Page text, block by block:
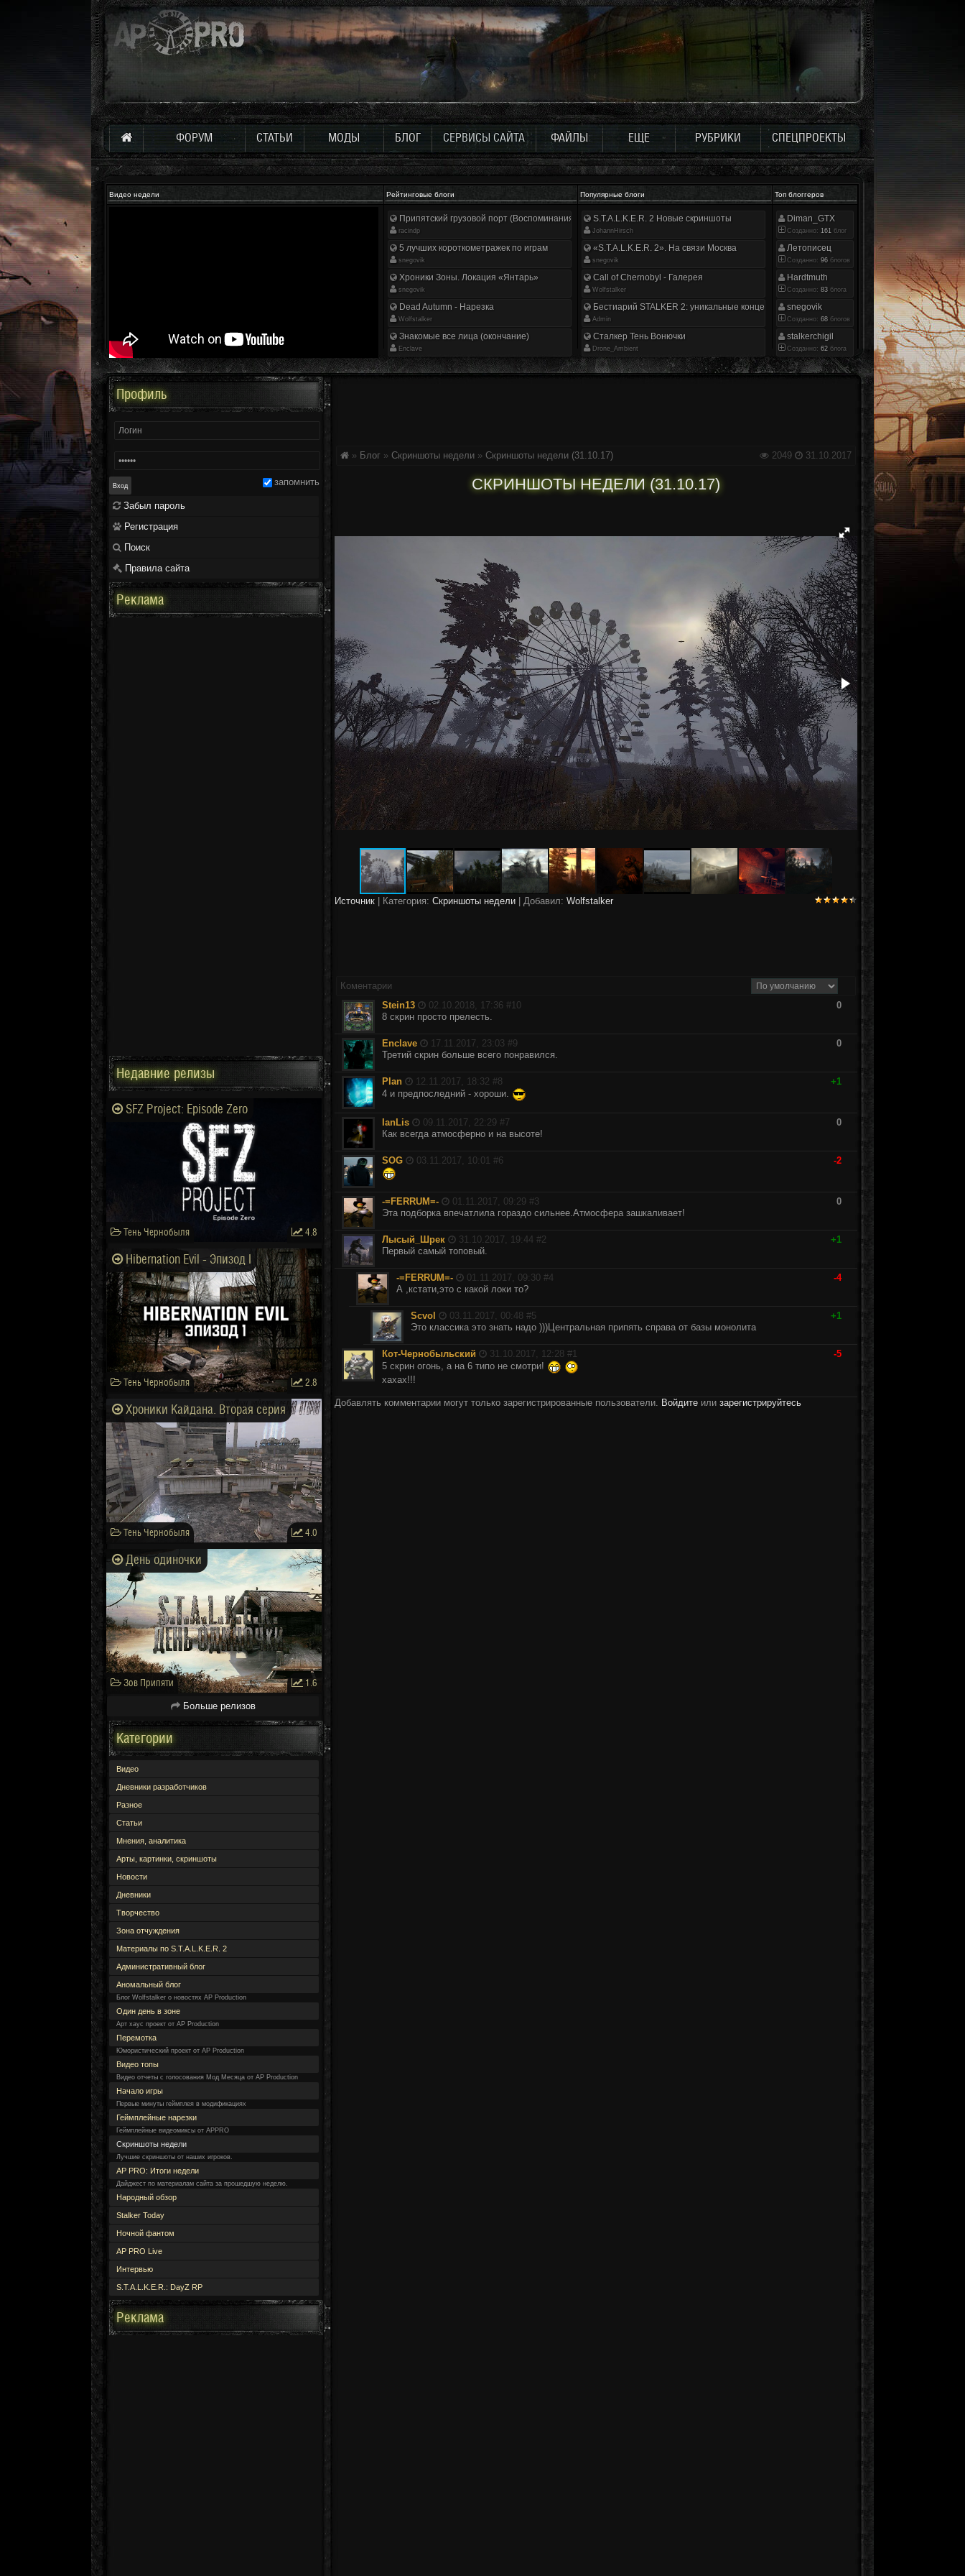
ФОРУМ СТАТЬИ МОДЫ БЛОГ СЕРВИСЫ САЙТА ФАЙЛЫ ЕЩЕ РУБРИКИ СПЕЦПРОЕКТЫ
Видео недели Рейтинговые блоги Популярные блоги Топ блоггеров
Припятский грузовой порт (Воспоминания ликвидатора)
racindp
5 лучших короткометражек по играм
snegovik
Хроники Зоны. Локация «Янтарь»
snegovik
Dead Autumn - Нарезка
Wolfstalker
Знакомые все лица (окончание)
Enclave
S.T.A.L.K.E.R. 2 Новые скриншоты
JohannHirsch
«S.T.A.L.K.E.R. 2». На связи Москва
snegovik
Call of Chernobyl - Галерея
Wolfstalker
Бестиарий STALKER 2: уникальные концепт-арты
Аdmin
Сталкер Тень Вонючки
Drone_Ambient
Diman_GTX
Созданно: 161 блог
Летописец
Созданно: 96 блогов
Hardtmuth
Созданно: 83 блога
snegovik
Созданно: 68 блогов
stalkerchigil
Созданно: 62 блога
2049 31.10.2017
» Блог » Скриншоты недели » Скриншоты недели (31.10.17)
СКРИНШОТЫ НЕДЕЛИ (31.10.17)
Источник Категория: Скриншоты недели | Добавил: Wolfstalker
Коментарии
Stein13
02.10.2018, 17:36 #10
0
8 скрин просто прелесть.
Enclave 17.11.2017, 23:03 #9
0
Третий скрин больше всего понравился.
Plan 12.11.2017, 18:32 #8
+1
4 и предпоследний - хороши.
IanLis 09.11.2017, 22:29 #7
0
Как всегда атмосферно и на высоте!
SOG 03.11.2017, 10:01 #6 -2
-=FERRUM=- 01.11.2017, 09:29 #3
0
Эта подборка впечатлила гораздо сильнее.Атмосфера зашкаливает!
Лысый_Шрек 31.10.2017, 19:44 #2
+1
Первый самый топовый.
-=FERRUM=- 01.11.2017, 09:30 #4
-4
А ,кстати,это с какой локи то?
Scvol 03.11.2017, 00:48 #5
+1
Это классика это знать надо )))Центральная припять справа от базы монолита
Кот-Чернобыльский 31.10.2017, 12:28 #1
-5
5 скрин огонь, а на 6 типо не смотри!
хахах!!!
Добавлять комментарии могут только зарегистрированные пользователи. Войдите или зарегистрируйтесь
Профиль
запомнить
Забыл пароль
Регистрация
Поиск
Правила сайта
Реклама
Недавние релизы
SFZ Project: Episode Zero
Тень Чернобыля 4.8
Hibernation Evil - Эпизод I
Тень Чернобыля 2.8
Хроники Кайдана. Вторая серия
Тень Чернобыля 4.0
День одиночки
Зов Припяти 1.6
Больше релизов
Категории
Видео
Дневники разработчиков
Разное
Статьи
Мнения, аналитика
Арты, картинки, скриншоты
Новости
Дневники
Творчество
Зона отчуждения
Материалы по S.T.A.L.K.E.R. 2
Административный блог
Аномальный блог
Блог Wolfstalker о новостях AP Production
Один день в зоне
Арт хаус проект от AP Production
Перемотка
Юмористический проект от AP Production
Видео топы
Видео отчеты с голосования Мод Месяца от AP Production
Начало игры
Первые минуты геймплея в модификациях
Геймплейные нарезки
Геймплейные видеомиксы от APPRO
Скриншоты недели
Лучшие скриншоты от наших игроков.
AP PRO: Итоги недели
Дайджест по материалам сайта за прошедшую неделю.
Народный обзор
Stalker Today
Ночной фантом
AP PRO Live
Интервью
S.T.A.L.K.E.R.: DayZ RP
Реклама